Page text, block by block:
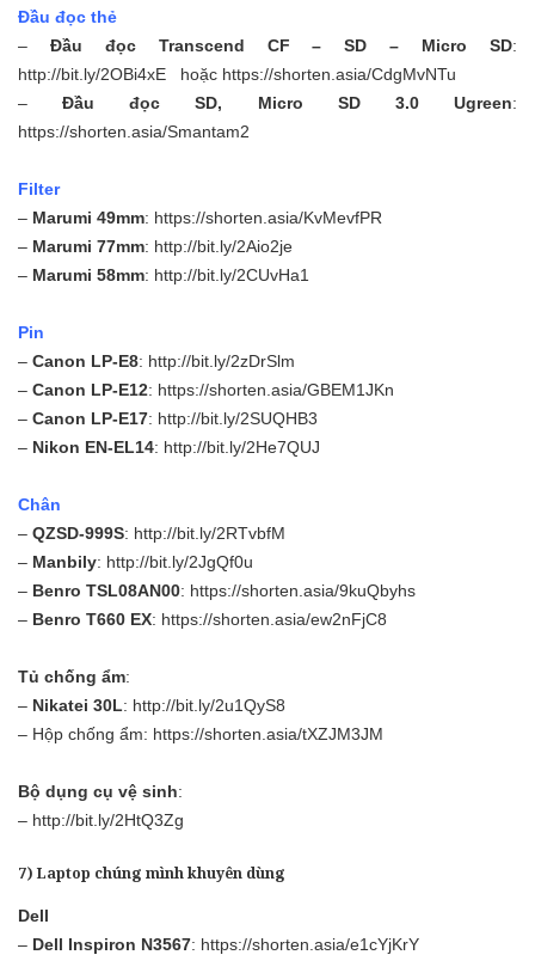
Đầu đọc thẻ
– Đầu đọc Transcend CF – SD – Micro SD:
http://bit.ly/2OBi4xE
hoặc https://shorten.asia/CdgMvNTu
–Đầu đọc SD, Micro SD 3.0 Ugreen:
https://shorten.asia/Smantam2
Filter
– Marumi 49mm: https://shorten.asia/KvMevfPR
– Marumi 77mm: http://bit.ly/2Aio2je
– Marumi 58mm: http://bit.ly/2CUvHa1
Pin
– Canon LP-E8: http://bit.ly/2zDrSlm
– Canon LP-E12: https://shorten.asia/GBEM1JKn
– Canon LP-E17: http://bit.ly/2SUQHB3
– Nikon EN-EL14: http://bit.ly/2He7QUJ
Chân
– QZSD-999S: http://bit.ly/2RTvbfM
– Manbily: http://bit.ly/2JgQf0u
– Benro TSL08AN00: https://shorten.asia/9kuQbyhs
– Benro T660 EX: https://shorten.asia/ew2nFjC8
Tủ chống ẩm:
– Nikatei 30L: http://bit.ly/2u1QyS8
– Hộp chống ẩm: https://shorten.asia/tXZJM3JM
Bộ dụng cụ vệ sinh:
– http://bit.ly/2HtQ3Zg
7) Laptop chúng mình khuyên dùng
Dell
– Dell Inspiron N3567: https://shorten.asia/e1cYjKrY